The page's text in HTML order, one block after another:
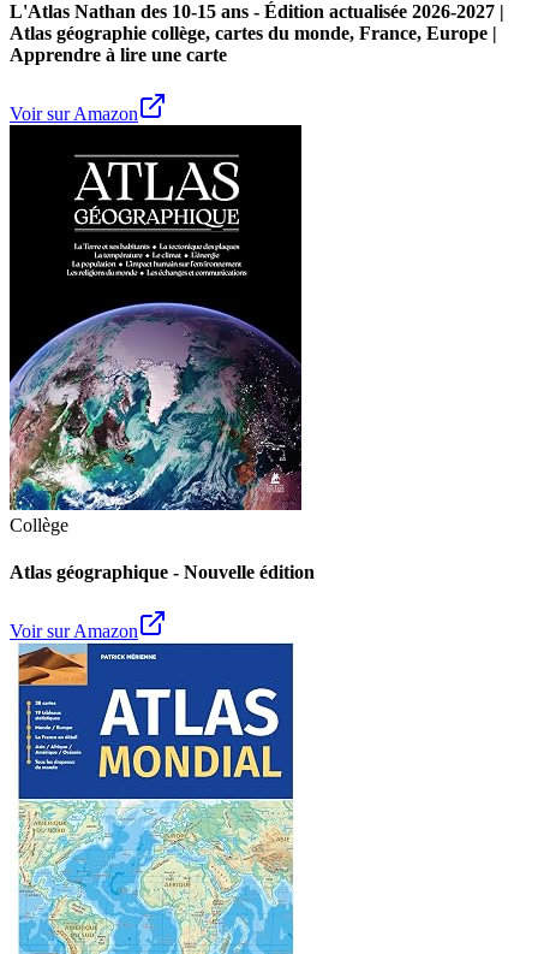
L'Atlas Nathan des 10-15 ans - Édition actualisée 2026-2027 |
Atlas géographie collège, cartes du monde, France, Europe |
Apprendre à lire une carte
Voir sur Amazon
Collège
Atlas géographique - Nouvelle édition
Voir sur Amazon